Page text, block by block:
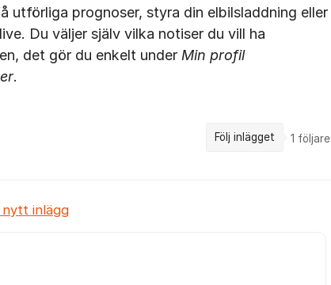
utförliga prognoser, styra din elbilsladdning eller
Du väljer själv vilka notiser du vill ha
det gör du enkelt under Min profil
.
Följ inlägget 1 följare
inlägg